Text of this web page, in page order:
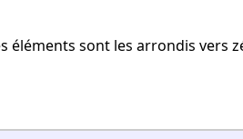
sont les arrondis vers